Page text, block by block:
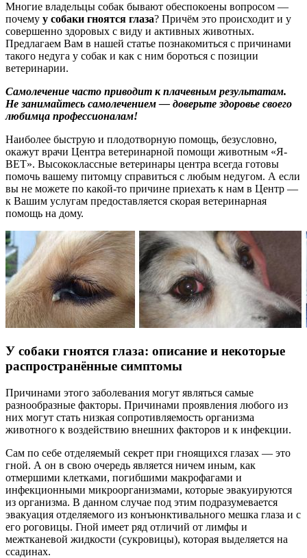
Многие владельцы собак бывают обеспокоены вопросом —
почему у собаки гноятся глаза? Причём это происходит и у
совершенно здоровых с виду и активных животных.
Предлагаем Вам в нашей статье познакомиться с причинами
такого недуга у собак и как с ним бороться с позиции
ветеринарии.
Самолечение часто приводит к плачевным результатам.
Не занимайтесь самолечением — доверьте здоровье своего
любимца профессионалам!
Наиболее быструю и плодотворную помощь, безусловно,
окажут врачи Центра ветеринарной помощи животным «Я-
ВЕТ». Высококлассные ветеринары центра всегда готовы
помочь вашему питомцу справиться с любым недугом. А если
вы не можете по какой-то причине приехать к нам в Центр —
к Вашим услугам предоставляется скорая ветеринарная
помощь на дому.
У собаки гноятся глаза: описание и некоторые
распространённые симптомы
Причинами этого заболевания могут являться самые
разнообразные факторы. Причинами проявления любого из
них могут стать низкая сопротивляемость организма
животного к воздействию внешних факторов и к инфекции.
Сам по себе отделяемый секрет при гноящихся глазах — это
гной. А он в свою очередь является ничем иным, как
отмершими клетками, погибшими макрофагами и
инфекционными микроорганизмами, которые эвакуируются
из организма. В данном случае под этим подразумевается
эвакуация отделяемого из конъюнктивального мешка глаза и с
его роговицы. Гной имеет ряд отличий от лимфы и
межтканевой жидкости (сукровицы), которая выделяется на
ссадинах.